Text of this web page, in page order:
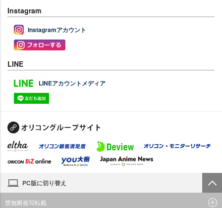
Instagram
Instagramアカウント
LINE
LINEアカウントメディア
PC版に切り替え
禁無断複写転載